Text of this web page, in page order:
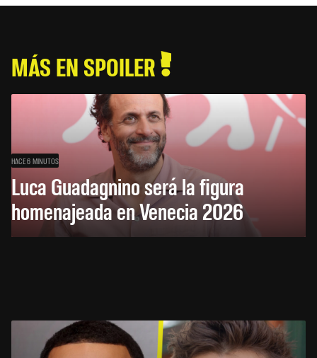
MÁS EN SPOILER
HACE 6 MINUTOS
Luca Guadagnino será la figura
homenajeada en Venecia 2026